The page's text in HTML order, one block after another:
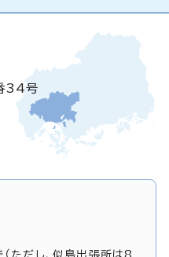
34号
だし、似島出張所は8